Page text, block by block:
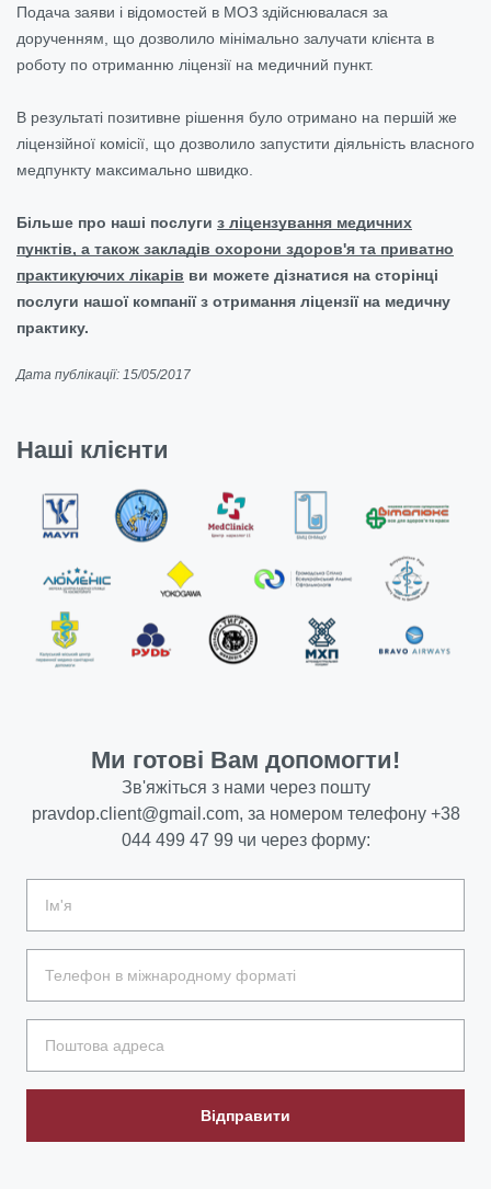
Подача заяви і відомостей в МОЗ здійснювалася за
дорученням, що дозволило мінімально залучати клієнта в
роботу по отриманню ліцензії на медичний пункт.
В результаті позитивне рішення було отримано на першій же
ліцензійної комісії, що дозволило запустити діяльність власного
медпункту максимально швидко.
Більше про наші послуги з ліцензування медичних
пунктів, а також закладів охорони здоров'я та приватно
практикуючих лікарів ви можете дізнатися на сторінці
послуги нашої компанії з отримання ліцензії на медичну
практику.
Дата публікації: 15/05/2017
Наші клієнти
Ми готові Вам допомогти!
Зв'яжіться з нами через пошту
pravdop.client@gmail.com, за номером телефону +38
044 499 47 99 чи через форму:
Відправити